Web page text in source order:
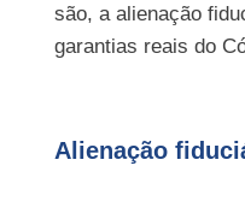
são, a alienação
garantias reais do
Alienação